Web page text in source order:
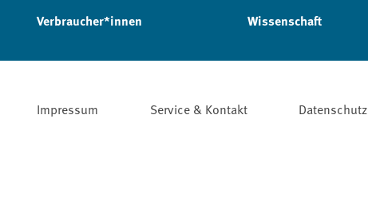
Verbraucher*innen Wissenschaft
Impressum Service & Kontakt Datenschutz